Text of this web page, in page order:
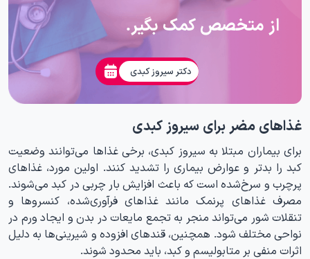
از متخصص کمک بگیر.
دکتر سیروز کبدی
غذاهای مضر برای سیروز کبدی
برای بیماران مبتلا به سیروز کبدی، برخی غذاها می‌توانند وضعیت
کبد را بدتر و عوارض بیماری را تشدید کنند. اولین مورد، غذاهای
پرچرب و سرخ‌شده است که باعث افزایش بار چربی در کبد می‌شوند.
مصرف غذاهای پرنمک مانند غذاهای فرآوری‌شده، کنسروها و
تنقلات شور می‌تواند منجر به تجمع مایعات در بدن و ایجاد ورم در
نواحی مختلف شود. همچنین، قندهای افزوده و شیرینی‌ها به دلیل
اثرات منفی بر متابولیسم و کبد، باید محدود شوند.